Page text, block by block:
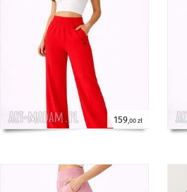
159,00 zł